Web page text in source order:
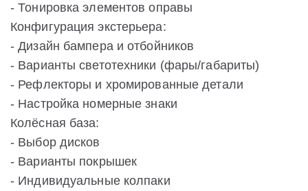
- Тонировка элементов оправы
Конфигурация экстерьера:
- Дизайн бампера и отбойников
- Варианты светотехники (фары/габариты)
- Рефлекторы и хромированные детали
- Настройка номерные знаки
Колёсная база:
- Выбор дисков
- Варианты покрышек
- Индивидуальные колпаки